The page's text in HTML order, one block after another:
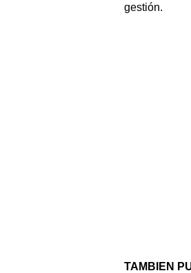
gestión.
TAMBIEN